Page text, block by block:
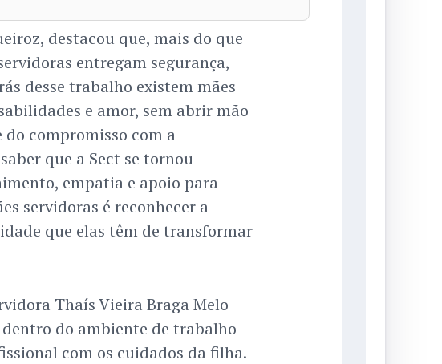
destacou que, mais do que
entregam segurança,
desse trabalho existem mães
e amor, sem abrir mão
compromisso com a
que a Sect se tornou
empatia e apoio para
servidoras é reconhecer a
que elas têm de transformar
Thaís Vieira Braga Melo
do ambiente de trabalho
com os cuidados da filha.